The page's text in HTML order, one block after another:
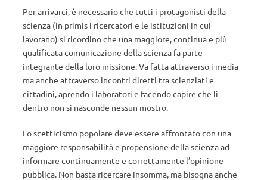
Per arrivarci, è necessario che tutti i protagonisti della
scienza (in primis i ricercatori e le istituzioni in cui
lavorano) si ricordino che una maggiore, continua e più
qualificata comunicazione della scienza fa parte
integrante della loro missione. Va fatta attraverso i media
ma anche attraverso incontri diretti tra scienziati e
cittadini, aprendo i laboratori e facendo capire che lì
dentro non si nasconde nessun mostro.
Lo scetticismo popolare deve essere affrontato con una
maggiore responsabilità e propensione della scienza ad
informare continuamente e correttamente l’opinione
pubblica. Non basta ricercare insomma, ma bisogna anche